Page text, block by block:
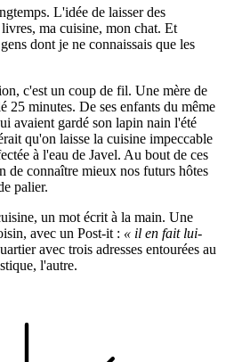
L'idée de laisser des
ma cuisine, mon chat. Et
dont je ne connaissais que les
c'est un coup de fil. Une mère de
25 minutes. De ses enfants du même
avaient gardé son lapin nain l'été
qu'on laisse la cuisine impeccable
à l'eau de Javel. Au bout de ces
de connaître mieux nos futurs hôtes
palier.
un mot écrit à la main. Une
avec un Post-it : « il en fait lui-
avec trois adresses entourées au
l'autre.